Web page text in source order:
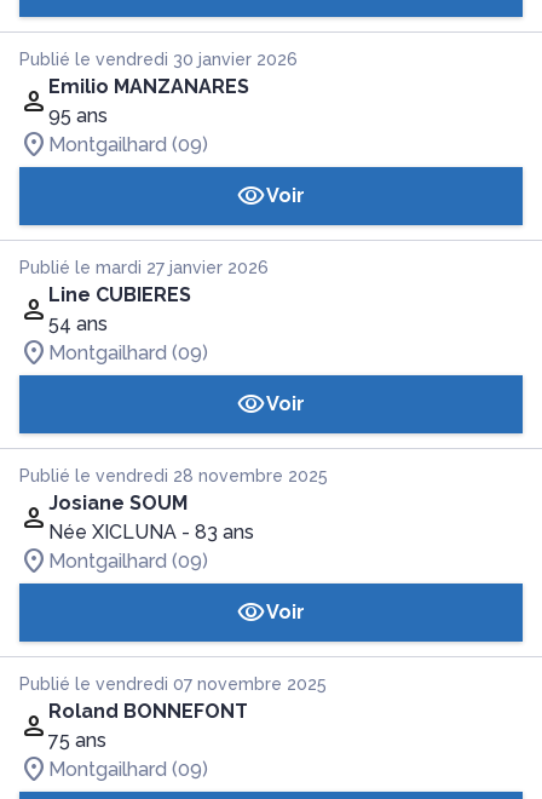
Publié le vendredi 30 janvier 2026
Emilio MANZANARES
95 ans
Montgailhard (09)
Voir
Publié le mardi 27 janvier 2026
Line CUBIERES
54 ans
Montgailhard (09)
Voir
Publié le vendredi 28 novembre 2025
Josiane SOUM
Née XICLUNA - 83 ans
Montgailhard (09)
Voir
Publié le vendredi 07 novembre 2025
Roland BONNEFONT
75 ans
Montgailhard (09)